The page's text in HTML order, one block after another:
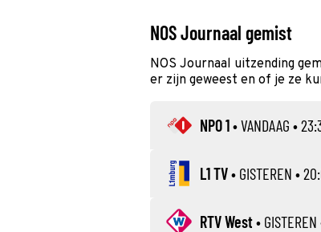
NOS Journaal gemist
NOS Journaal uitzending
er zijn geweest en of je ze
NPO 1•VANDAAG •
L1 TV• GISTEREN •
RTV West• GISTEREN